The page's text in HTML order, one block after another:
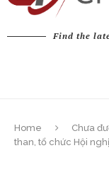
Find the
Home Chưa
than, tổ chức Hội